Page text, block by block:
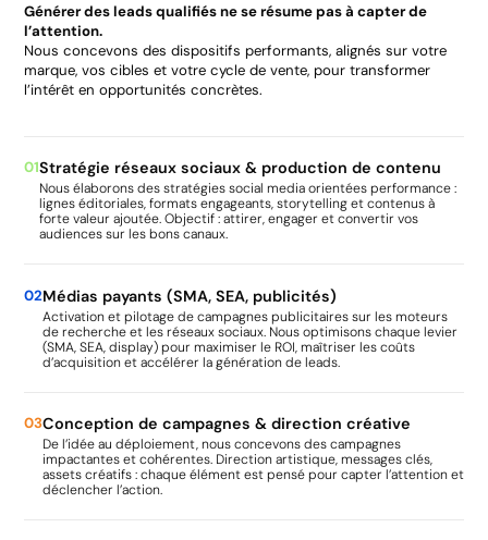
Générer des leads qualifiés ne se résume pas à capter de
l’attention.
Nous concevons des dispositifs performants, alignés sur votre
marque, vos cibles et votre cycle de vente, pour transformer
l’intérêt en opportunités concrètes.
01Stratégie réseaux sociaux & production de contenu
Nous élaborons des stratégies social media orientées performance :
lignes éditoriales, formats engageants, storytelling et contenus à
forte valeur ajoutée. Objectif : attirer, engager et convertir vos
audiences sur les bons canaux.
02Médias payants (SMA, SEA, publicités)
Activation et pilotage de campagnes publicitaires sur les moteurs
de recherche et les réseaux sociaux. Nous optimisons chaque levier
(SMA, SEA, display) pour maximiser le ROI, maîtriser les coûts
d’acquisition et accélérer la génération de leads.
03Conception de campagnes & direction créative
De l’idée au déploiement, nous concevons des campagnes
impactantes et cohérentes. Direction artistique, messages clés,
assets créatifs : chaque élément est pensé pour capter l’attention et
déclencher l’action.